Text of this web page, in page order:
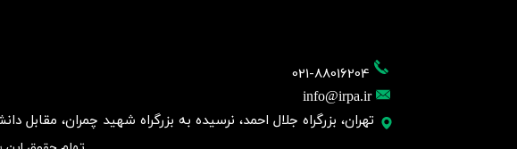
021-88016204
info@irpa.ir
تهران، بزرگراه جلال احمد، نرسیده به بزرگراه شهید چمران، مقابل دانشکده